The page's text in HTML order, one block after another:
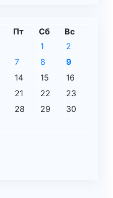
Пт Сб Вс
1
2
7 8
9
14 15
16
21 22
23
28 29
30